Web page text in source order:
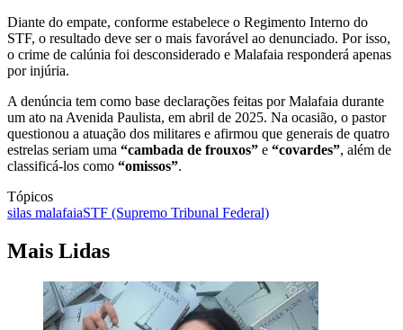
Diante do empate, conforme estabelece o Regimento Interno do
STF, o resultado deve ser o mais favorável ao denunciado. Por isso,
o crime de calúnia foi desconsiderado e Malafaia responderá apenas
por injúria.
A denúncia tem como base declarações feitas por Malafaia durante
um ato na Avenida Paulista, em abril de 2025. Na ocasião, o pastor
questionou a atuação dos militares e afirmou que generais de quatro
estrelas seriam uma “cambada de frouxos” e “covardes”, além de
classificá-los como “omissos”.
Tópicos
silas malafaiaSTF (Supremo Tribunal Federal)
Mais Lidas